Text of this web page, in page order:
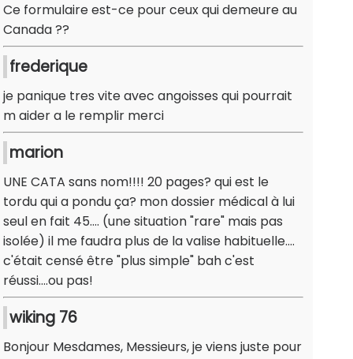
Ce formulaire est-ce pour ceux qui demeure au
Canada ??
frederique
je panique tres vite avec angoisses qui pourrait
m aider a le remplir merci
marion
UNE CATA sans nom!!!! 20 pages? qui est le
tordu qui a pondu ça? mon dossier médical à lui
seul en fait 45.... (une situation "rare" mais pas
isolée) il me faudra plus de la valise habituelle....
c'était censé être "plus simple" bah c'est
réussi....ou pas!
wiking 76
Bonjour Mesdames, Messieurs, je viens juste pour